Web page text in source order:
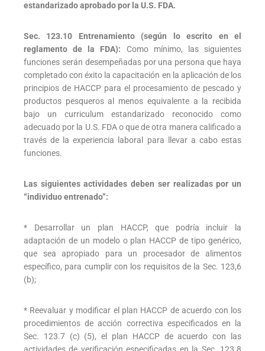
estandarizado aprobado por la U.S. FDA.
Sec. 123.10 Entrenamiento (según lo escrito en el
reglamento de la FDA): Como mínimo, las siguientes
funciones serán desempeñadas por una persona que haya
completado con éxito la capacitación en la aplicación de los
principios de HACCP para el procesamiento de pescado y
productos pesqueros al menos equivalente a la recibida
bajo un curriculum estandarizado reconocido como
adecuado por la U.S. FDA o que de otra manera calificado a
través de la experiencia laboral para llevar a cabo estas
funciones.
Las siguientes actividades deben ser realizadas por un
“individuo entrenado”:
* Desarrollar un plan HACCP, que podría incluir la
adaptación de un modelo o plan HACCP de tipo genérico,
que sea apropiado para un procesador de alimentos
específico, para cumplir con los requisitos de la Sec. 123,6
(b);
* Reevaluar y modificar el plan HACCP de acuerdo con los
procedimientos de acción correctiva especificados en la
Sec. 123.7 (c) (5), el plan HACCP de acuerdo con las